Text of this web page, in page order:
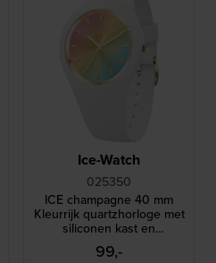
Ice-Watch
025350
ICE champagne 40 mm
Kleurrijk quartzhorloge met
siliconen kast en
geïntegreerde band
99,-